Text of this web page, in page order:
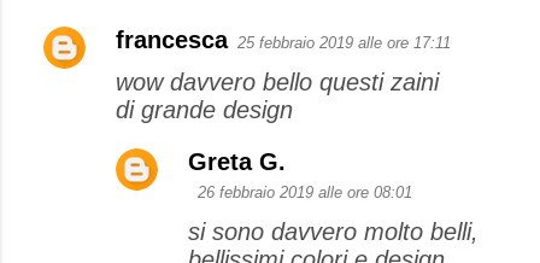
C
francesca 25 febbraio 2019 alle ore 17:11
wow davvero bello questi zaini
di grande design
Greta G.
26 febbraio 2019 alle ore 08:01
si sono davvero molto belli,